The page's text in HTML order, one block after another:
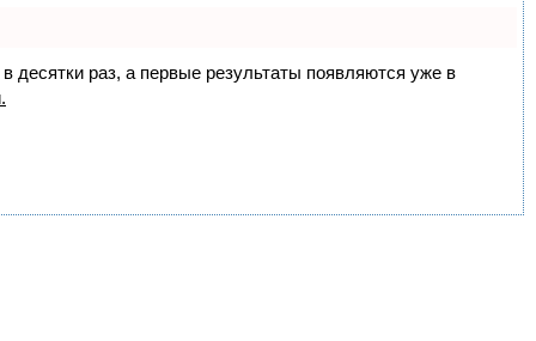
десятки раз, а первые результаты появляются уже в